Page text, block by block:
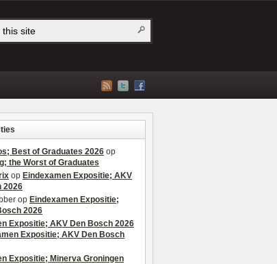
Best of Graduates 2026 op
the Worst of Graduates
op Eindexamen Expositie; AKV
2026
op Eindexamen Expositie;
2026
Expositie; AKV Den Bosch 2026
Expositie; AKV Den Bosch
Expositie; Minerva Groningen